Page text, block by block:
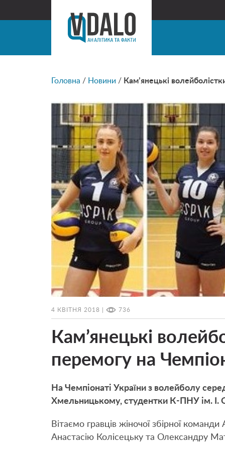
Головна / Новини / Кам’янецькі
4 КВІТНЯ 2018 | 736
Кам’янецькі
перемогу на
На Чемпіонаті України з волейболу
Хмельницькому, студентки К-ПНУ ім. І.
Вітаємо гравців жіночої збірної
Анастасію Колісецьку та Олександру